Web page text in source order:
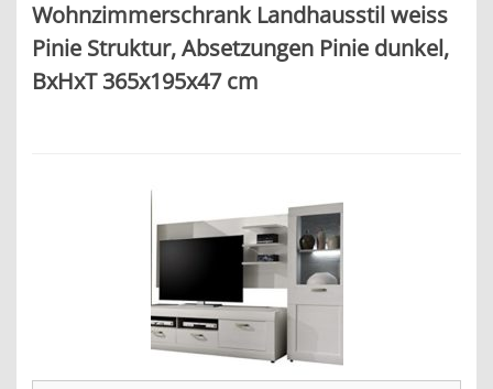
Wohnzimmerschrank Landhausstil weiss
Pinie Struktur, Absetzungen Pinie dunkel,
BxHxT 365x195x47 cm